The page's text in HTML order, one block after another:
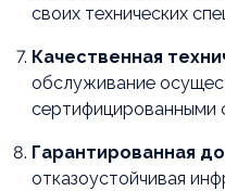
своих технических
Качественная
обслуживание
сертифицированными
Гарантированная
отказоустойчивая